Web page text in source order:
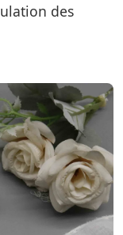
des